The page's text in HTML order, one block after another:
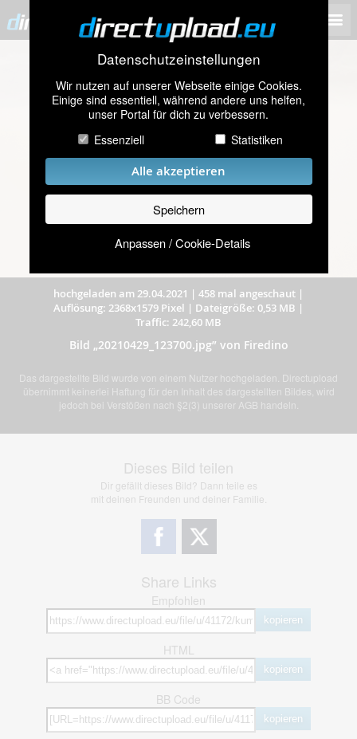
Datenschutzeinstellungen
Wir nutzen auf unserer Webseite einige Cookies.
Einige sind essentiell, während andere uns helfen,
unser Portal für dich zu verbessern.
Essenziell
Statistiken
Alle akzeptieren
Speichern
Anpassen / Cookie-Details
hochgeladen am 29.04.2021 | 458 mal angeschaut |
Auflösung: 2368x1579 Pixel | Dateigröße: 0,53 MB |
Traffic: 242,60 MB
Bild „20210429_123700.jpg” von Firedino
Das dargestellte Bild wurde von einem Nutzer hochgeladen. Directupload
übernimmt keinerlei Haftung für den Inhalt des dargestellten Bildes, wird
jedoch bei Verstößen nach §2(3) unserer AGB handeln.
Dieses Bild teilen
Dir gefällt dieses Bild? Dann teile es
mit deinen Freunden und deiner Familie.
Share Links
Empfohlen
kopieren
HTML
kopieren
BB Code
kopieren